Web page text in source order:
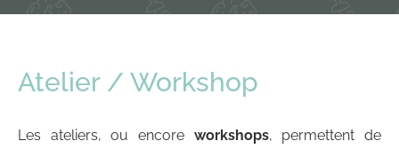
Atelier / Workshop
Les ateliers, ou encore workshops, permettent de